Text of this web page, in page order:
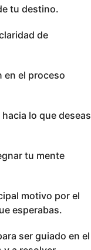
tu destino.
de
en el proceso
lo que deseas
tu mente
motivo por el
esperabas.
ser guiado en el